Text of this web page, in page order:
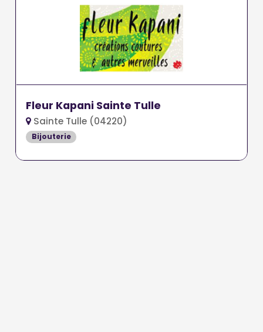
Fleur Kapani Sainte Tulle
Sainte Tulle (04220)
Bijouterie